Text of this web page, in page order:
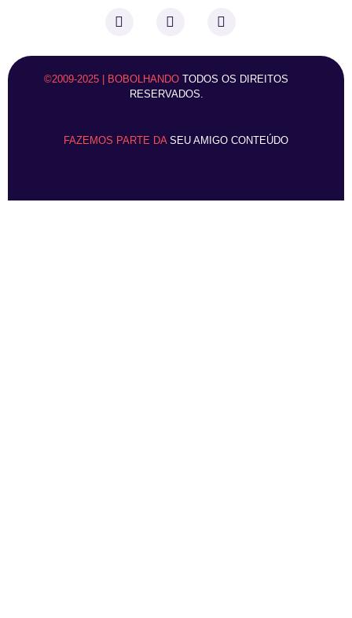
©2009-2025 | BOBOLHANDO TODOS OS DIREITOS
RESERVADOS.
FAZEMOS PARTE DA SEU AMIGO CONTEÚDO